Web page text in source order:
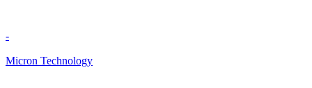
-
Micron Technology